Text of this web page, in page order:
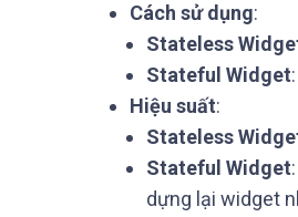
Cách sử dụng:
Stateless
Stateful Widget
Hiệu suất:
Stateless
Stateful Widget
dựng lại widget